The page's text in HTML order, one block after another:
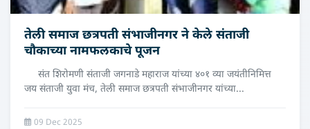
तेली समाज छत्रपती संभाजीनगर ने केले संताजी
चौकाच्या नामफलकाचे पूजन
संत शिरोमणी संताजी जगनाडे महाराज यांच्या ४०१ व्या जयंतीनिमित्त
जय संताजी युवा मंच, तेली समाज छत्रपती संभाजीनगर यांच्या...
09 Dec 2025